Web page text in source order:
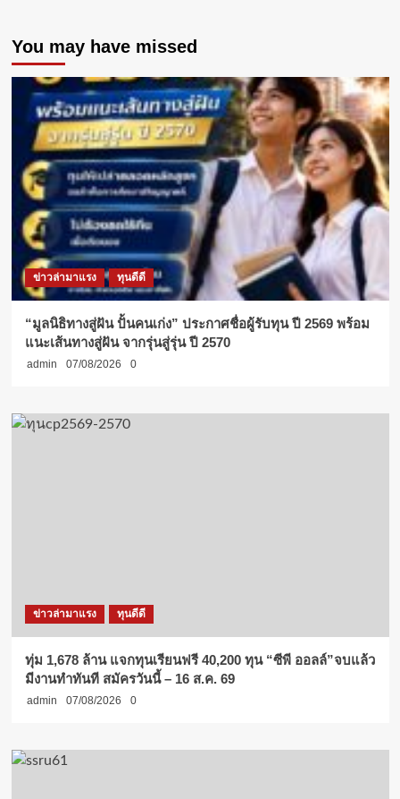
You may have missed
ข่าวล่ามาแรง ทุนดีดี
“มูลนิธิทางสู่ฝัน ปั้นคนเก่ง” ประกาศชื่อผู้รับทุน ปี 2569 พร้อม
แนะเส้นทางสู่ฝัน จากรุ่นสู่รุ่น ปี 2570
admin 07/08/2026 0
ข่าวล่ามาแรง ทุนดีดี
ทุ่ม 1,678 ล้าน แจกทุนเรียนฟรี 40,200 ทุน “ซีพี ออลล์”จบแล้ว
มีงานทำทันที สมัครวันนี้ – 16 ส.ค. 69
admin 07/08/2026 0